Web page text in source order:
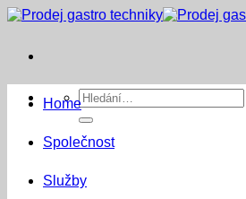
Přeskočit
Hledat:
Home
Společnost
Služby